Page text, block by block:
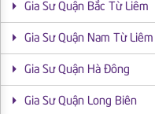
Gia Sư Quận Bắc Từ Liêm
Gia Sư Quận Nam Từ Liêm
Gia Sư Quận Hà Đông
Gia Sư Quận Long Biên